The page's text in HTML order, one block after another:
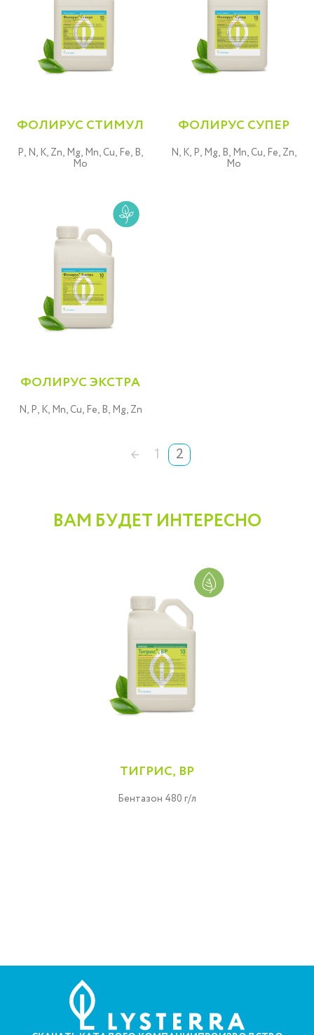
ФОЛИРУС СТИМУЛ
P, N, K, Zn, Mg, Mn, Cu, Fe, B,
Mo
ФОЛИРУС СУПЕР
N, K, P, Mg, B, Mn, Cu, Fe, Zn,
Mo
ФОЛИРУС ЭКСТРА
N, P, K, Mn, Cu, Fe, B, Mg, Zn
← 1 2
ВАМ БУДЕТ ИНТЕРЕСНО
ТИГРИС, ВР
Бентазон 480 г/л